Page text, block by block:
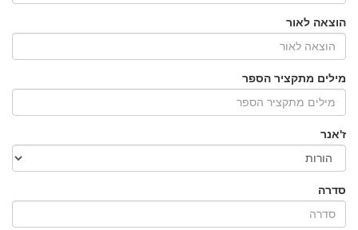
הוצאה לאור
מילים מתקציר הספר
ז'אנר
סדרה